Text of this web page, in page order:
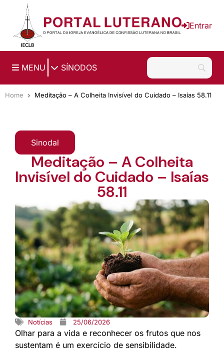
Ir para o conteúdo principal
Entrar
MENU SÍNODOS
Home Meditação – A Colheita Invisível do Cuidado – Isaías 58.11
Sinodal
Meditação – A Colheita
Invisível do Cuidado – Isaías
58.11
Notícias 25/06/2026
Olhar para a vida e reconhecer os frutos que nos
sustentam é um exercício de sensibilidade.